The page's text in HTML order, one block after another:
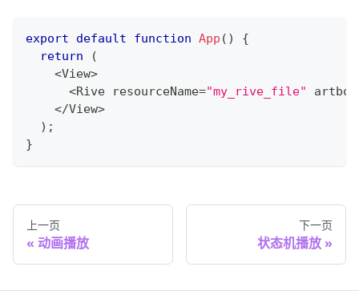
export default function App ( )
{
return
(
<View>
<Rive resourceName="my_rive_file"
</View>
) ;
}
上一页
动画播放
下一页
状态机播放